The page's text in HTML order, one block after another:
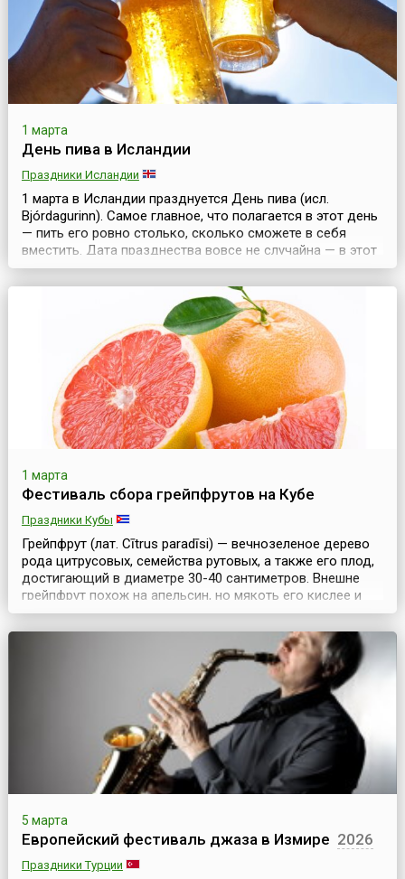
1 марта
День пива в Исландии
Праздники Исландии
1 марта в Исландии празднуется День пива (исл.
Bjórdagurinn). Самое главное, что полагается в этот день
— пить его ровно столько, сколько сможете в себя
вместить. Дата празднества вовсе не случайна — в этот
день отмечают принятие закона о крепком пиве,
который действует в Исландии с 1989 года. Этим актом
был отменен «сухой закон», действовавший в стране в
течение 75 лет. День пива празднуе...
1 марта
Фестиваль сбора грейпфрутов на Кубе
Праздники Кубы
Грейпфрут (лат. Cītrus paradīsi) — вечнозеленое дерево
рода цитрусовых, семейства рутовых, а также его плод,
достигающий в диаметре 30-40 сантиметров. Внешне
грейпфрут похож на апельсин, но мякоть его кислее и
имеет привкус горечи. Несмотря на это, грейпфрут
безоговорочно отнесен к диетическим плодам.
Предположительно, грейпфрут является результатом
природной гибридизации апельсинов и помело. ...
5 марта
Европейский фестиваль джаза в Измире 2026
Праздники Турции